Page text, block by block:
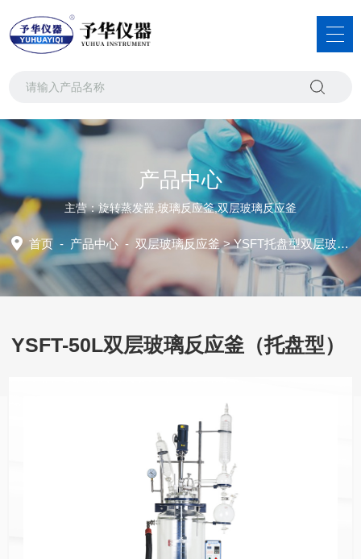
产品中心
主营：旋转蒸发器,玻璃反应釜,双层玻璃反应釜
首页 - 产品中心 -双层玻璃反应釜>YSFT托盘型双层玻璃反应釜
YSFT-50L双层玻璃反应釜（托盘型）